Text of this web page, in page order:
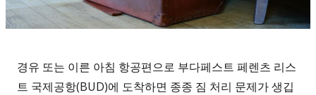
경유 또는 이른 아침 항공편으로 부다페스트 페렌츠 리스
트 국제공항(BUD)에 도착하면 종종 짐 처리 문제가 생깁